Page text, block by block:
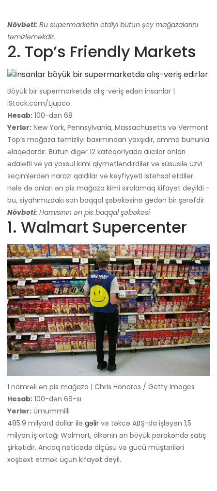
Növbəti: Bu supermarketin etdiyi bütün şey mağazalarını
təmizləməkdir.
2. Top’s Friendly Markets
Böyük bir supermarketdə alış-veriş edən insanlar |
iStock.com/Ljupco
Hesab: 100-dən 68
Yerlər: New York, Pennsylvania, Massachusetts və Vermont
Top’s mağaza təmizliyi baxımından yaxşıdır, amma bununla
əlaqədardır. Bütün digər 12 kateqoriyada alıcılar onları
ədalətli və ya yoxsul kimi qiymətləndirdilər və xüsusilə üzvi
seçimlərdən narazı qaldılar və keyfiyyəti istehsal etdilər.
Hələ də onları ən pis mağaza kimi sıralamaq kifayət deyildi -
bu, siyahımızdakı son baqqal şəbəkəsinə gedən bir şərəfdir.
Növbəti: Hamısının ən pis baqqal şəbəkəsi
1. Walmart Supercenter
1 nömrəli ən pis mağaza | Chris Hondros / Getty Images
Hesab: 100-dən 66-sı
Yerlər: Ümummilli
485.9 milyard dollar ilə gəlir və təkcə ABŞ-da işləyən 1,5
milyon iş ortağı Walmart, ölkənin ən böyük pərakəndə satış
şirkətidir. Ancaq nəticədə ölçüsü və gücü müştəriləri
xoşbəxt etmək üçün kifayət deyil.